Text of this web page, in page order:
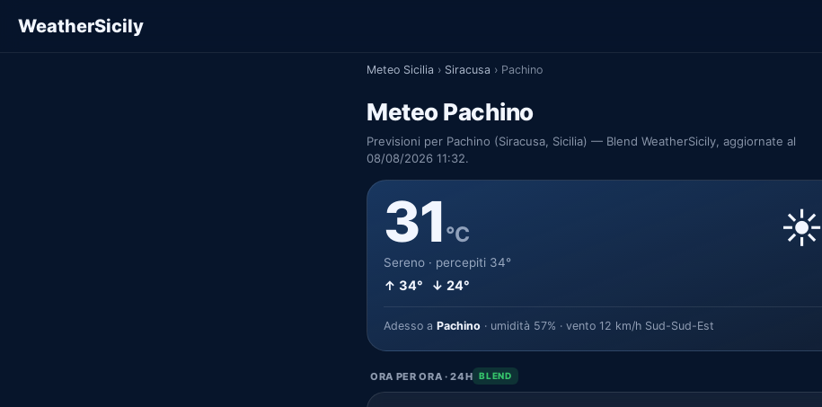
WeatherSicily
Meteo Sicilia › Siracusa › Pachino
Meteo Pachino
Previsioni per Pachino (Siracusa, Sicilia) — Blend WeatherSicily, aggiornate al
08/08/2026 11:32.
31°C
Sereno · percepiti 34°
↑ 34° ↓ 24°
☀️
Adesso a Pachino · umidità 57% · vento 12 km/h Sud-Sud-Est
ORA PER ORA · 24H BLEND